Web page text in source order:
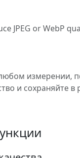
JPEG or WebP
измерении,
и сохраняйте